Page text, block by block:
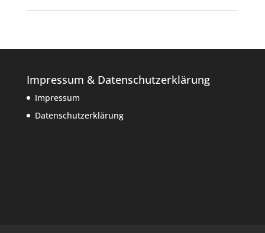
Impressum & Datenschutzerklärung
Impressum
Datenschutzerklärung